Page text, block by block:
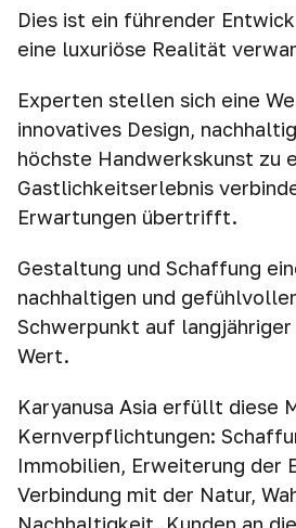
Dies ist ein führender
eine luxuriöse Realität
Experten stellen sich eine
innovatives Design,
höchste Handwerkskunst zu
Gastlichkeitserlebnis
Erwartungen übertrifft.
Gestaltung und Schaffung
nachhaltigen und
Schwerpunkt auf langjähriger
Wert.
Karyanusa Asia erfüllt diese
Kernverpflichtungen:
Immobilien, Erweiterung der
Verbindung mit der Natur,